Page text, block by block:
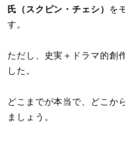
氏（スクピン・チェシ）
を
す。
ただし、史実＋ドラマ的創
した。
どこまでが本当で、どこか
ましょう。